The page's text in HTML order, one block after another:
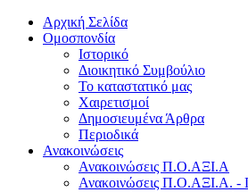
Αρχική Σελίδα
Ομοσπονδία
Ιστορικό
Διοικητικό Συμβούλιο
Το καταστατικό μας
Χαιρετισμοί
Δημοσιευμένα Άρθρα
Περιοδικά
Ανακοινώσεις
Ανακοινώσεις Π.Ο.ΑΞΙ.Α
Ανακοινώσεις Π.Ο.ΑΞΙ.Α.